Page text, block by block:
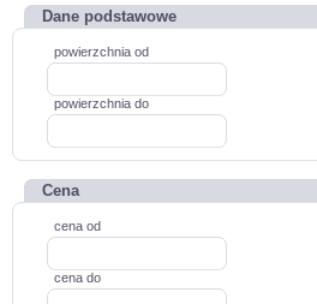
Dane podstawowe
powierzchnia od
powierzchnia do
Cena
cena od
cena do